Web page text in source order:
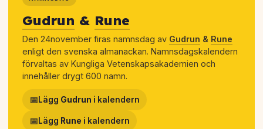
Gudrun & Rune
Den 24november firas namnsdag av Gudrun & Rune
enligt den svenska almanackan. Namnsdagskalendern
förvaltas av Kungliga Vetenskapsakademien och
innehåller drygt 600 namn.
📅Lägg Gudrun i kalendern
📅Lägg Rune i kalendern